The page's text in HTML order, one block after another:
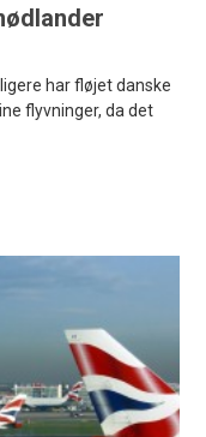
har fløjet danske
flyvninger, da det